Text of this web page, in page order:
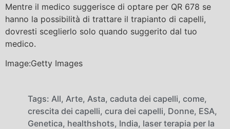
Mentre il medico suggerisce di optare per QR 678 se
hanno la possibilità di trattare il trapianto di capelli,
dovresti sceglierlo solo quando suggerito dal tuo
medico.
Image:Getty Images
Tags: All, Arte, Asta, caduta dei capelli, come,
crescita dei capelli, cura dei capelli, Donne, ESA,
Genetica, healthshots, India, laser terapia per la